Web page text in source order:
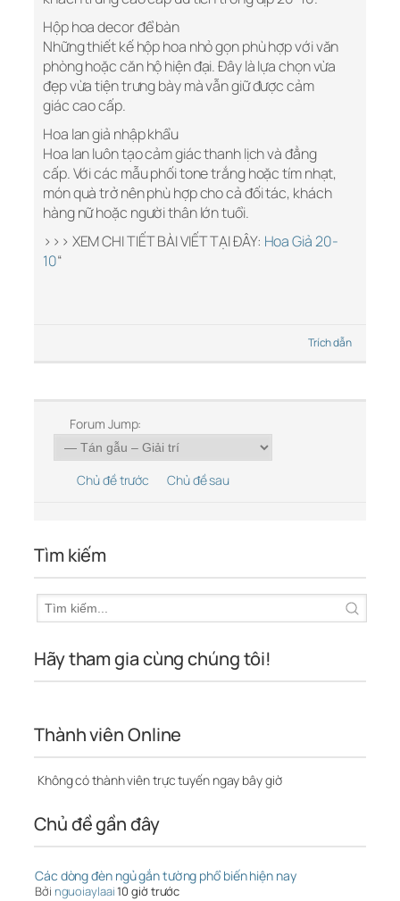
Hộp hoa decor để bàn
Những thiết kế hộp hoa nhỏ gọn phù hợp với văn
phòng hoặc căn hộ hiện đại. Đây là lựa chọn vừa
đẹp vừa tiện trưng bày mà vẫn giữ được cảm
giác cao cấp.
Hoa lan giả nhập khẩu
Hoa lan luôn tạo cảm giác thanh lịch và đẳng
cấp. Với các mẫu phối tone trắng hoặc tím nhạt,
món quà trở nên phù hợp cho cả đối tác, khách
hàng nữ hoặc người thân lớn tuổi.
>>> XEM CHI TIẾT BÀI VIẾT TẠI ĐÂY: Hoa Giả 20-
10“
Trích dẫn
Forum Jump:
Chủ đề trước Chủ đề sau
Tìm kiếm
Hãy tham gia cùng chúng tôi!
Thành viên Online
Không có thành viên trực tuyến ngay bây giờ
Chủ đề gần đây
Các dòng đèn ngủ gắn tường phổ biến hiện nay
Bởi nguoiaylaai10 giờ trước